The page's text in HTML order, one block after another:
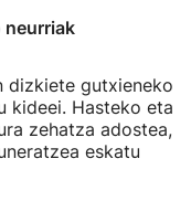
neurriak
dizkiete gutxieneko
kideei. Hasteko eta
zehatza adostea,
eskatu